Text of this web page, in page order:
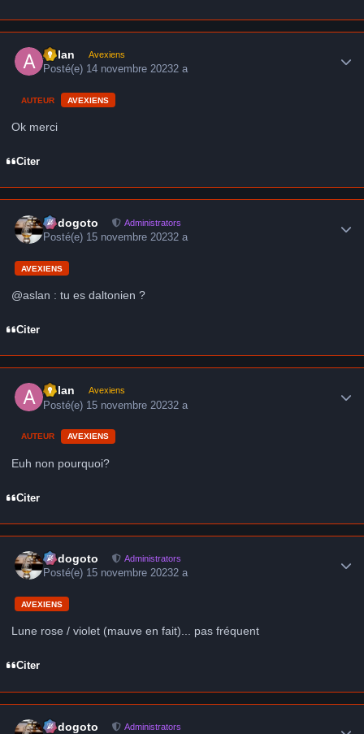
Aslan Avexiens
Posté(e) 14 novembre 20232 a
AUTEUR AVEXIENS
Ok merci
Citer
frédogoto Administrators
Posté(e) 15 novembre 20232 a
AVEXIENS
@aslan : tu es daltonien ?
Citer
Aslan Avexiens
Posté(e) 15 novembre 20232 a
AUTEUR AVEXIENS
Euh non pourquoi?
Citer
frédogoto Administrators
Posté(e) 15 novembre 20232 a
AVEXIENS
Lune rose / violet (mauve en fait)... pas fréquent
Citer
frédogoto Administrators